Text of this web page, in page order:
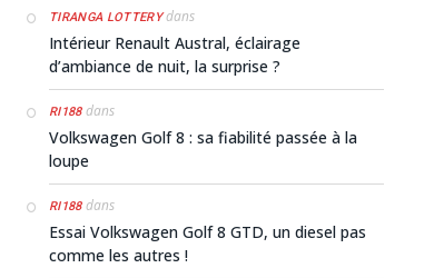
TIRANGA LOTTERYdans
Intérieur Renault Austral, éclairage
d’ambiance de nuit, la surprise ?
RI188dans
Volkswagen Golf 8 : sa fiabilité passée à la
loupe
RI188dans
Essai Volkswagen Golf 8 GTD, un diesel pas
comme les autres !